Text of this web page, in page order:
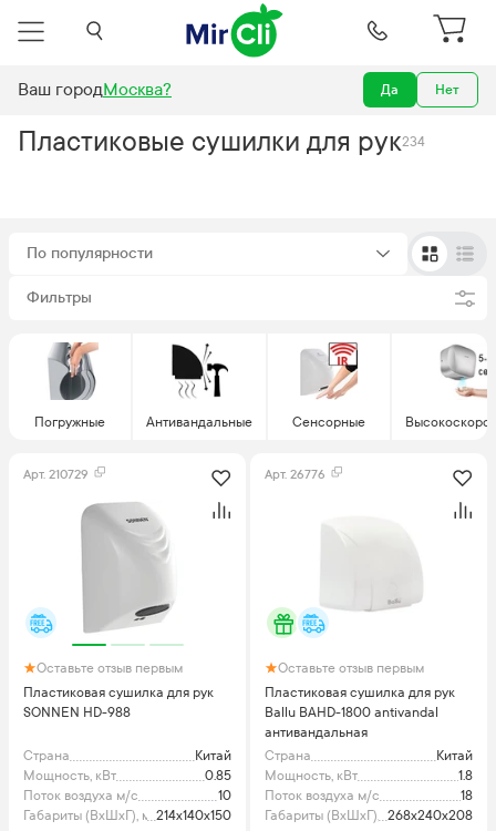
Ваш городМосква? Да Нет
СушилкиПластиковые сушилки для рук
Пластиковые сушилки для рук234
Погружные Антивандальные Сенсорные
По популярности
Фильтры
Арт. 210729
Оставьте отзыв первым
Пластиковая сушилка для рук
SONNEN HD-988
Страна
Китай
Мощность, кВт
0.85
Поток воздуха м/с
10
Габариты (ВхШхГ), мм214х140х150
Арт. 26776
Оставьте отзыв первым
Пластиковая сушилка для рук
Ballu BAHD-1800 antivandal
антивандальная
Страна
Китай
Мощность, кВт
1.8
Поток воздуха м/с
18
Габариты (ВхШхГ), мм268х240х208